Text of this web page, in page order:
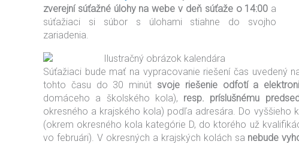
zverejní súťažné úlohy na webe v deň súťaže o 14:00 a
súťažiaci si súbor s úlohami stiahne do svojho
zariadenia.
Súťažiaci bude mať na vypracovanie riešení čas uvedený
tohto času do 30 minút svoje riešenie odfotí a
domáceho a školského kola), resp. príslušnému
okresného a krajského kola) podľa adresára. Do vyššieho
(okrem okresného kola kategórie D, do ktorého už
vo februári). V okresných a krajských kolách sa nebude